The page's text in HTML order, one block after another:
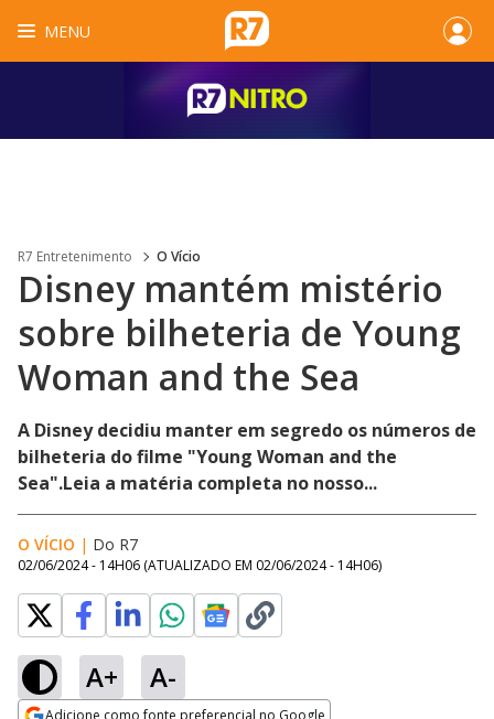
MENU
R7 Entretenimento O Vício
Disney mantém mistério
sobre bilheteria de Young
Woman and the Sea
A Disney decidiu manter em segredo os números de
bilheteria do filme "Young Woman and the
Sea".Leia a matéria completa no nosso...
O VÍCIO | Do R7
02/06/2024 - 14H06 (ATUALIZADO EM 02/06/2024 - 14H06)
A+ A-
Adicione como fonte preferencial no Google